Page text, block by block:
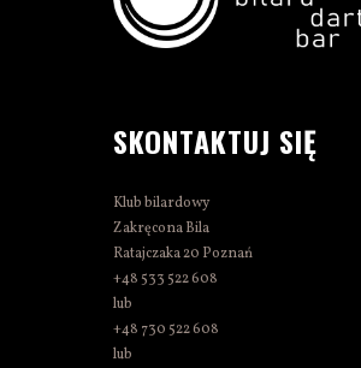
SKONTAKTUJ SIĘ
Klub bilardowy
Zakręcona Bila
Ratajczaka 20 Poznań
+48 533 522 608
lub
+48 730 522 608
lub